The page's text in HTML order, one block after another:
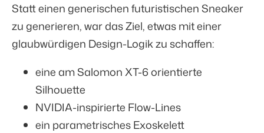
Statt einen generischen futuristischen Sneaker
zu generieren, war das Ziel, etwas mit einer
glaubwürdigen Design-Logik zu schaffen:
eine am Salomon XT-6 orientierte
Silhouette
NVIDIA-inspirierte Flow-Lines
ein parametrisches Exoskelett